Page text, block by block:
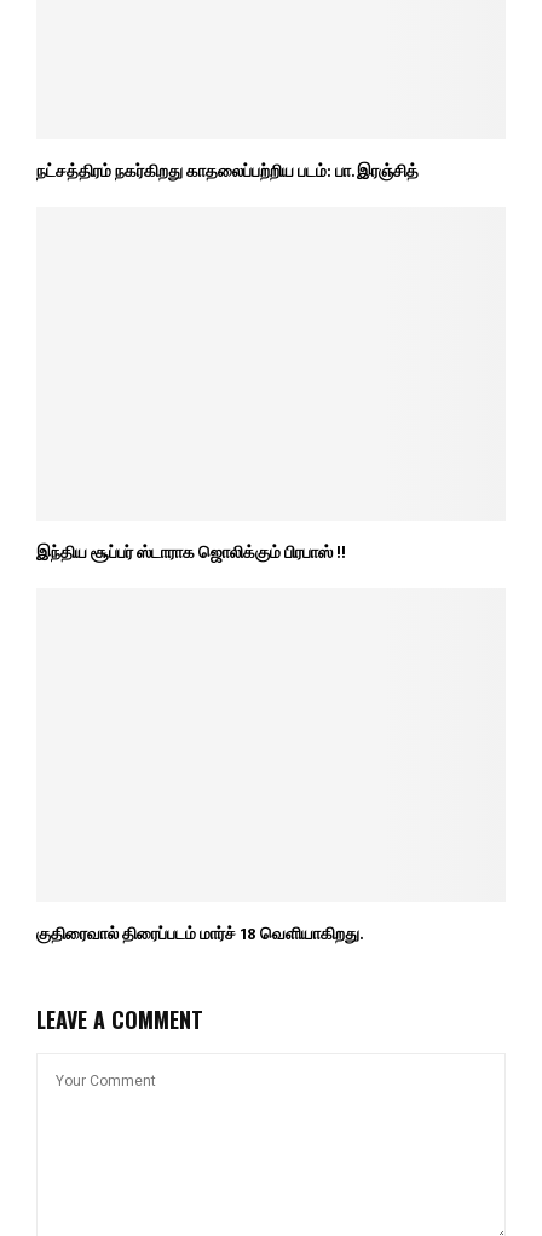
நட்சத்திரம் நகர்கிறது காதலைப்பற்றிய படம்: பா. இரஞ்சித்
இந்திய சூப்பர் ஸ்டாராக ஜொலிக்கும் பிரபாஸ் !!
குதிரைவால் திரைப்படம் மார்ச் 18 வெளியாகிறது.
LEAVE A COMMENT